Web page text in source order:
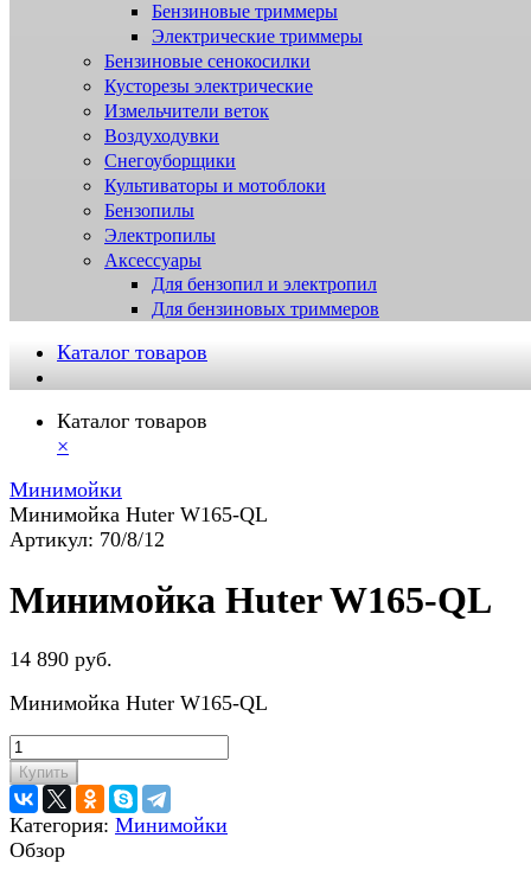
Бензиновые триммеры
Электрические триммеры
Бензиновые сенокосилки
Кусторезы электрические
Измельчители веток
Воздуходувки
Снегоуборщики
Культиваторы и мотоблоки
Бензопилы
Электропилы
Аксессуары
Для бензопил и электропил
Для бензиновых триммеров
Каталог товаров
Каталог товаров
×
Минимойки
Минимойка Huter W165-QL
Артикул: 70/8/12
Минимойка Huter W165-QL
14 890 руб.
Минимойка Huter W165-QL
Купить
Категория: Минимойки
Обзор